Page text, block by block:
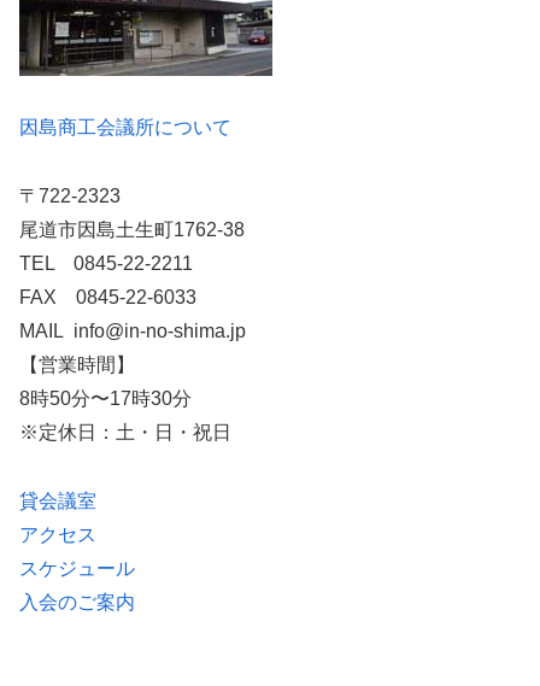
因島商工会議所について
〒722-2323
尾道市因島土生町1762-38
TEL 0845-22-2211
FAX 0845-22-6033
MAIL info@in-no-shima.jp
【営業時間】
8時50分〜17時30分
※定休日：土・日・祝日
貸会議室
アクセス
スケジュール
入会のご案内